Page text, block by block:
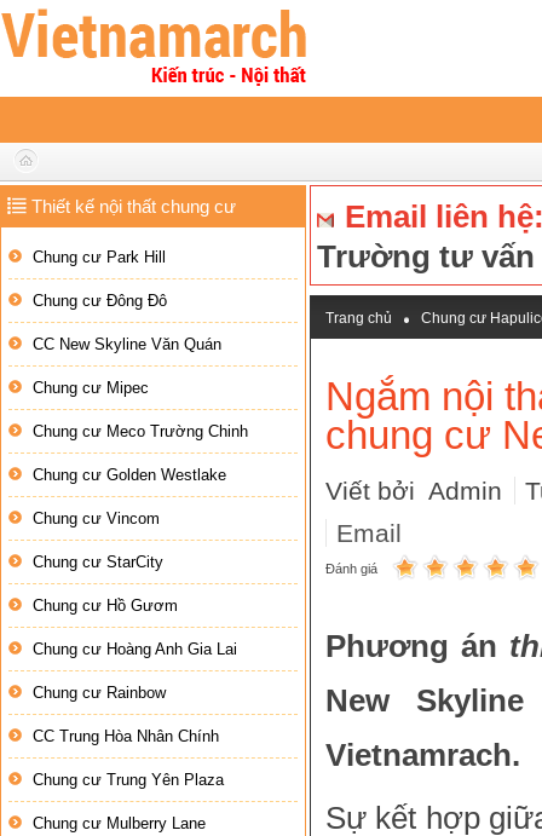
Thiết kế nội thất chung cư
Chung cư Park Hill
Chung cư Đông Đô
CC New Skyline Văn Quán
Chung cư Mipec
Chung cư Meco Trường Chinh
Chung cư Golden Westlake
Chung cư Vincom
Chung cư StarCity
Chung cư Hồ Gươm
Chung cư Hoàng Anh Gia Lai
Chung cư Rainbow
CC Trung Hòa Nhân Chính
Chung cư Trung Yên Plaza
Chung cư Mulberry Lane
Email liên
Trường tư vấn
Trang chủ
Chung cư
Ngắm nội
chung cư
Viết bởi Admin
Email
Đánh giá
Phương án
New
Vietnamrach.
Sự kết hợp